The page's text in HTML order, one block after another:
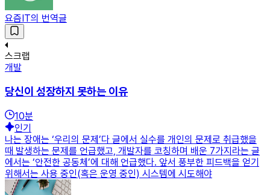
요즘IT의 번역글
스크랩
개발
당신이 성장하지 못하는 이유
10분
인기
나는 장애는 ‘우리의 문제’다 글에서 실수를 개인의 문제로 취급했을
때 발생하는 문제를 언급했고, 개발자를 코칭하며 배운 7가지라는 글
에서는 ‘안전한 공동체’에 대해 언급했다. 앞서 풍부한 피드백을 얻기
위해서는 사용 중인(혹은 운영 중인) 시스템에 시도해야